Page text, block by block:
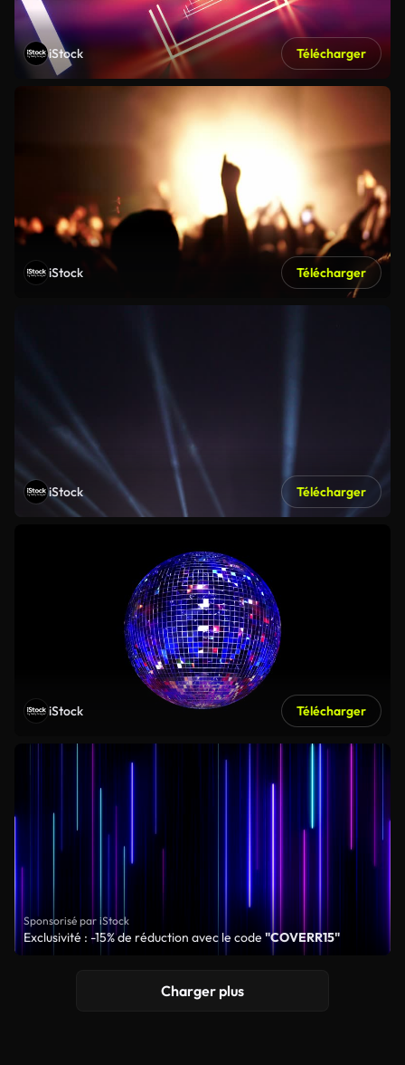
iStock Télécharger
iStock Télécharger
iStock Télécharger
iStock Télécharger
Sponsorisé par iStock
Exclusivité : -15% de réduction avec le code "COVERR15"
Charger plus